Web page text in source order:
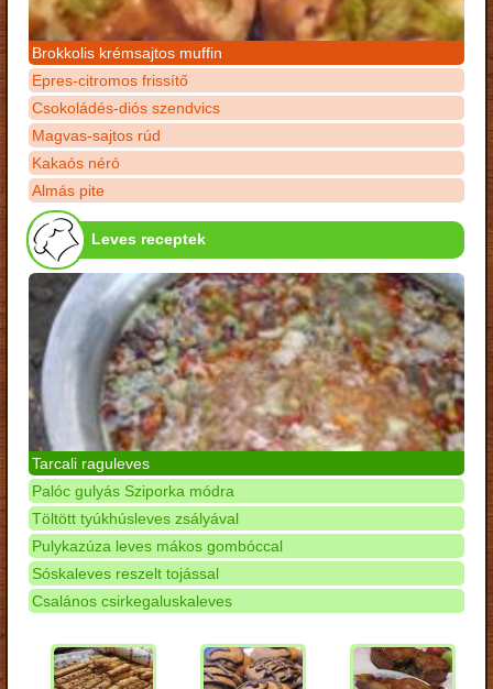
Brokkolis krémsajtos muffin
Epres-citromos frissítő
Csokoládés-diós szendvics
Magvas-sajtos rúd
Kakaós néró
Almás pite
Leves receptek
Tarcali raguleves
Palóc gulyás Sziporka módra
Töltött tyúkhúsleves zsályával
Pulykazúza leves mákos gombóccal
Sóskaleves reszelt tojással
Csalános csirkegaluskaleves